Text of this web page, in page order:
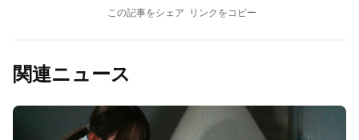
この記事をシェア リンクをコピー
関連ニュース